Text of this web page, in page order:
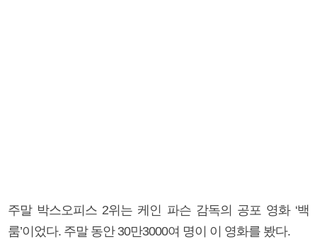
주말 박스오피스 2위는 케인 파슨 감독의 공포 영화 ‘백
룸’이었다. 주말 동안 30만3000여 명이 이 영화를 봤다.